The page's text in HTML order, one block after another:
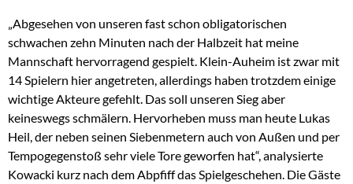
„Abgesehen von unseren fast schon obligatorischen
schwachen zehn Minuten nach der Halbzeit hat meine
Mannschaft hervorragend gespielt. Klein-Auheim ist zwar mit
14 Spielern hier angetreten, allerdings haben trotzdem einige
wichtige Akteure gefehlt. Das soll unseren Sieg aber
keineswegs schmälern. Hervorheben muss man heute Lukas
Heil, der neben seinen Siebenmetern auch von Außen und per
Tempogegenstoß sehr viele Tore geworfen hat“, analysierte
Kowacki kurz nach dem Abpfiff das Spielgeschehen. Die Gäste